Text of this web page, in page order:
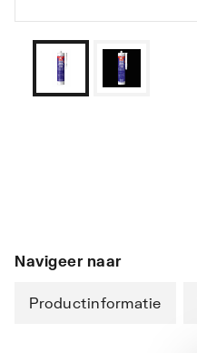
Navigeer naar
Productinformatie